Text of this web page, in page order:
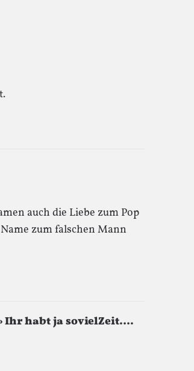
auch die Liebe zum Pop
zum falschen Mann
Ihr habt ja sovielZeit….